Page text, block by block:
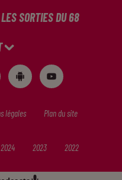
LES SORTIES DU 68
légales Plan du site
2024 2023 2022